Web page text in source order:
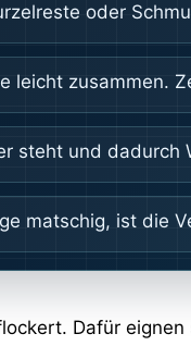
oder
leicht zusammen.
steht und dadurch
matschig, ist die
Dafür